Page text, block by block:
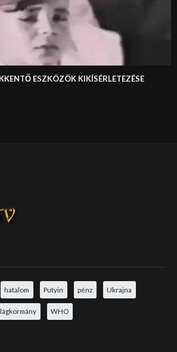
ESZKÖZÖK KIKÍSÉRLETEZÉSE
hatalom Putyin pénz Ukrajna
WHO